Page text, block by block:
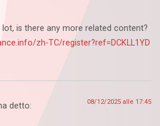
is there any more related content?
zh-TC/register?ref=DCKLL1YD
detto: 08/12/2025 alle 17:45